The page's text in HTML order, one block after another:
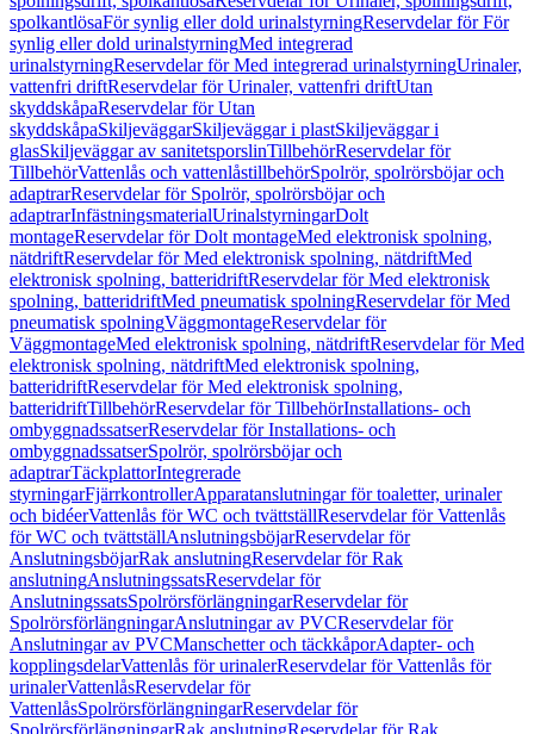
spolkantlösaFör synlig eller dold urinalstyrningReservdelar för För
synlig eller dold urinalstyrningMed integrerad
urinalstyrningReservdelar för Med integrerad urinalstyrningUrinaler,
vattenfri driftReservdelar för Urinaler, vattenfri driftUtan
skyddskåpaReservdelar för Utan
skyddskåpaSkiljeväggarSkiljeväggar i plastSkiljeväggar i
glasSkiljeväggar av sanitetsporslinTillbehörReservdelar för
TillbehörVattenlås och vattenlåstillbehörSpolrör, spolrörsböjar och
adaptrarReservdelar för Spolrör, spolrörsböjar och
adaptrarInfästningsmaterialUrinalstyrningarDolt
montageReservdelar för Dolt montageMed elektronisk spolning,
nätdriftReservdelar för Med elektronisk spolning, nätdriftMed
elektronisk spolning, batteridriftReservdelar för Med elektronisk
spolning, batteridriftMed pneumatisk spolningReservdelar för Med
pneumatisk spolningVäggmontageReservdelar för
VäggmontageMed elektronisk spolning, nätdriftReservdelar för Med
elektronisk spolning, nätdriftMed elektronisk spolning,
batteridriftReservdelar för Med elektronisk spolning,
batteridriftTillbehörReservdelar för TillbehörInstallations- och
ombyggnadssatserReservdelar för Installations- och
ombyggnadssatserSpolrör, spolrörsböjar och
adaptrarTäckplattorIntegrerade
styrningarFjärrkontrollerApparatanslutningar för toaletter, urinaler
och bidéerVattenlås för WC och tvättställReservdelar för Vattenlås
för WC och tvättställAnslutningsböjarReservdelar för
AnslutningsböjarRak anslutningReservdelar för Rak
anslutningAnslutningssatsReservdelar för
AnslutningssatsSpolrörsförlängningarReservdelar för
SpolrörsförlängningarAnslutningar av PVCReservdelar för
Anslutningar av PVCManschetter och täckkåporAdapter- och
kopplingsdelarVattenlås för urinalerReservdelar för Vattenlås för
urinalerVattenlåsReservdelar för
VattenlåsSpolrörsförlängningarReservdelar för
SpolrörsförlängningarRak anslutningReservdelar för Rak